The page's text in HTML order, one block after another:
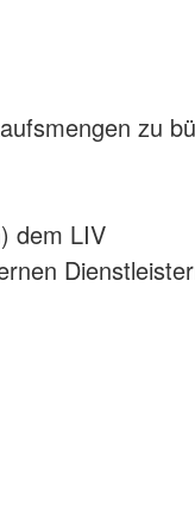
zu
dem LIV